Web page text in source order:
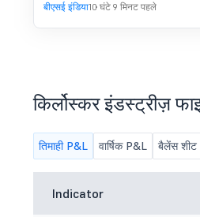
बीएसई इंडिया10 घंटे 9 मिनट पहले
किर्लोस्कर इंडस्ट्रीज़
तिमाही P&L वार्षिक P&L बैलेंस शीट
Indicator